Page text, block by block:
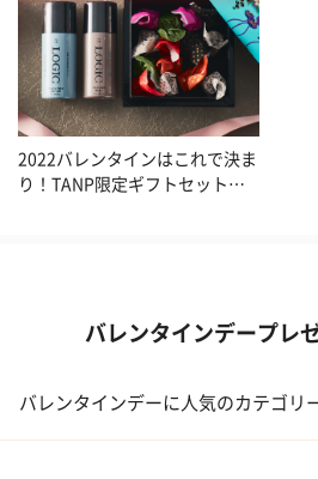
2022バレンタインはこれで決ま
り！TANP限定ギフトセット特
バレンタインデープレ
バレンタインデーに人気のカテゴリ